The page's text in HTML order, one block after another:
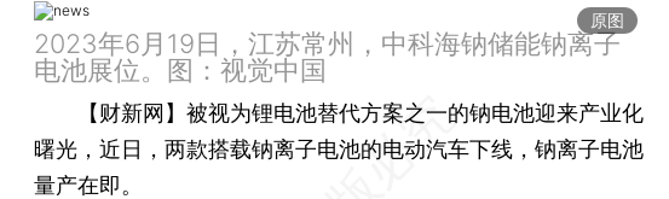
原图
2023年6月19日，江苏常州，中科海钠储能钠离子
电池展位。图：视觉中国
【财新网】 被视为锂电池替代方案之一的钠电池迎来产业化
曙光，近日，两款搭载钠离子电池的电动汽车下线，钠离子电池
量产在即。